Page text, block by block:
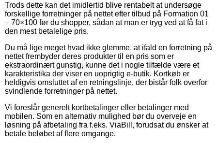
Trods dette kan det imidlertid blive rentabelt at undersøge
forskellige forretninger på nettet efter tilbud på Formation 01
– 70×100 før du shopper, sådan at man er tryg ved at få fat i
den mest betalelige pris.
Du må lige meget hvad ikke glemme, at ifald en forretning på
nettet frembyder deres produkter til en pris som er
ekstraordinært gunstig, kunne det i nogle tilfælde være et
karakteristika der viser en uoprigtig e-butik. Kortkøb er
heldigvis omsluttet af en retningslinje, der bistår folk overfor
svindlende forretninger på nettet.
Vi foreslår generelt kortbetalinger eller betalinger med
mobilen. Som en alternativ mulighed bør du overveje en
løsning på afbetaling fra f.eks. ViaBill, forudsat du ønsker at
betale beløbet af flere omgange.